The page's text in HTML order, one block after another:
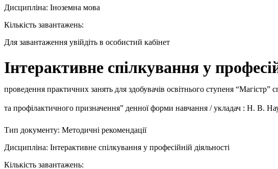
Дисципліна: Іноземна мова
Кількість завантажень:
Для завантаження увійдіть в особистий кабінет
Інтерактивне спілкування у
проведення практичних занять для здобувачів освітнього ступеня “Магістр”
та профілактичного призначення” денної форми навчання / укладач : Н. В.
Тип документу: Методичні рекомендації
Дисципліна: Інтерактивне спілкування у професійній діяльності
Кількість завантажень: